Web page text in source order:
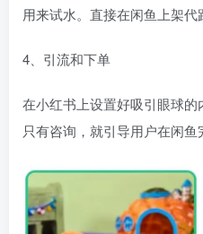
用来试水。直接在闲鱼上架代
4、引流和下单
在小红书上设置好吸引眼球的
只有咨询，就引导用户在闲鱼